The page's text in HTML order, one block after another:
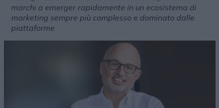
marchi a emerger rapidamente in un ecosistema di
marketing sempre più complesso e dominato dalle
piattaforme